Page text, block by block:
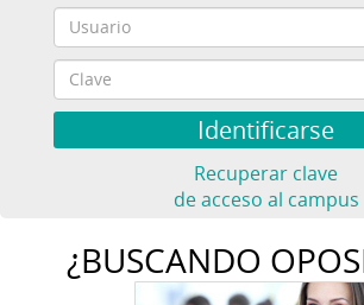
Recuperar clave
de acceso al campus
¿BUSCANDO